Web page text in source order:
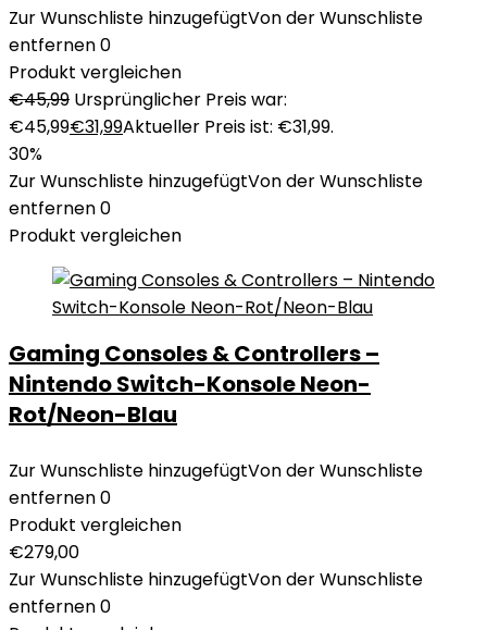
Zur Wunschliste hinzugefügtVon der Wunschliste
entfernen0
Produkt vergleichen
€45,99 Ursprünglicher Preis war:
€45,99€31,99Aktueller Preis ist: €31,99.
30%
Zur Wunschliste hinzugefügtVon der Wunschliste
entfernen0
Produkt vergleichen
Gaming Consoles & Controllers –
Nintendo Switch-Konsole Neon-
Rot/Neon-Blau
Zur Wunschliste hinzugefügtVon der Wunschliste
entfernen0
Produkt vergleichen
€279,00
Zur Wunschliste hinzugefügtVon der Wunschliste
entfernen0